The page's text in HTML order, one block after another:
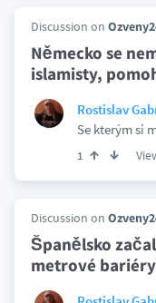
Discussion on
Německo se
islamisty,
Rostislav
Se kterým si
1
Discussion on
Španělsko
metrové